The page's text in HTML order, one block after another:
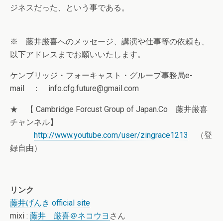
ジネスだった、という事である。
※ 藤井厳喜へのメッセージ、講演や仕事等の依頼も、
以下アドレスまでお願いいたします。
ケンブリッジ・フォーキャスト・グループ事務局e-
mail ： info.cfg.future@gmail.com
★ 【 Cambridge Forcust Group of Japan.Co 藤井厳喜
チャンネル】
http://www.youtube.com/user/zingrace1213
（登
録自由）
リンク
藤井げんき official site
mixi : 藤井 厳喜＠ネコウヨ さん